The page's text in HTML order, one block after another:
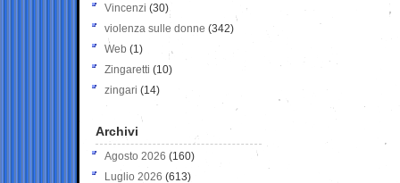
Vincenzi (30)
violenza sulle donne (342)
Web (1)
Zingaretti (10)
zingari (14)
Archivi
Agosto 2026 (160)
Luglio 2026 (613)